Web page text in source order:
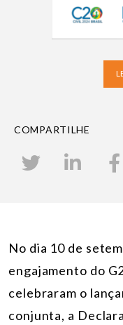
COMPARTILHE
No dia 10 de
engajamento do
celebraram o
conjunta, a